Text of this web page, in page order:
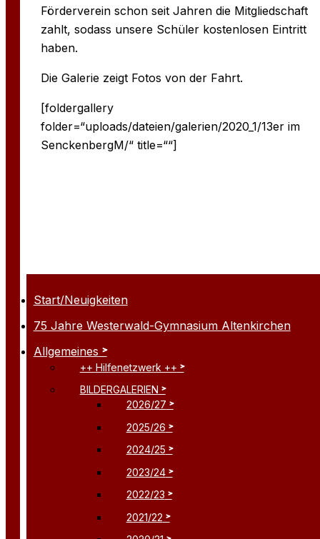
Start/Neuigkeiten
75 Jahre Westerwald-Gymnasium Altenkirchen
Allgemeines
++ Hilfenetzwerk ++
BILDERGALERIEN
2026/27
2025/26
2024/25
2023/24
2022/23
2021/22
Förderverein schon seit Jahren die Mitgliedschaft
zahlt, sodass unsere Schüler kostenlosen Eintritt
haben.
Die Galerie zeigt Fotos von der Fahrt.
[foldergallery
folder=“uploads/dateien/galerien/2020_1/13er im
SenckenbergM/“ title=““]